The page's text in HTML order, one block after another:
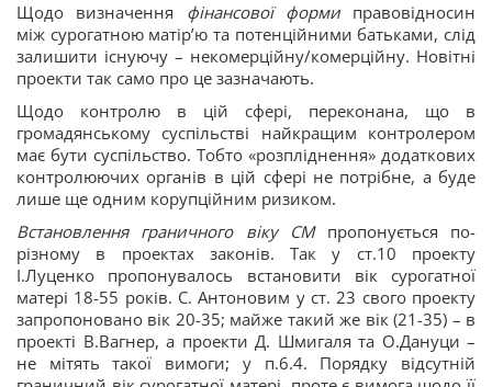
Щодо визначення фінансової формиправовідносин
між сурогатною матір’ю та потенційними батьками, слід
залишити існуючу – некомерційну/комерційну. Новітні
проекти так само про це зазначають.
Щодо контролю в цій сфері, переконана, що в
громадянському суспільстві найкращим контролером
має бути суспільство. Тобто «розпліднення» додаткових
контролюючих органів в цій сфері не потрібне, а буде
лише ще одним корупційним ризиком.
Встановлення граничного віку СМпропонується по-
різному в проектах законів. Так у ст.10 проекту
І.Луценко пропонувалось встановити вік сурогатної
матері 18-55 років. С. Антоновим у ст. 23 свого проекту
запропоновано вік 20-35; майже такий же вік (21-35) – в
проекті В.Вагнер, а проекти Д. Шмигаля та О.Дануци –
не мітять такої вимоги; у п.6.4. Порядку відсутній